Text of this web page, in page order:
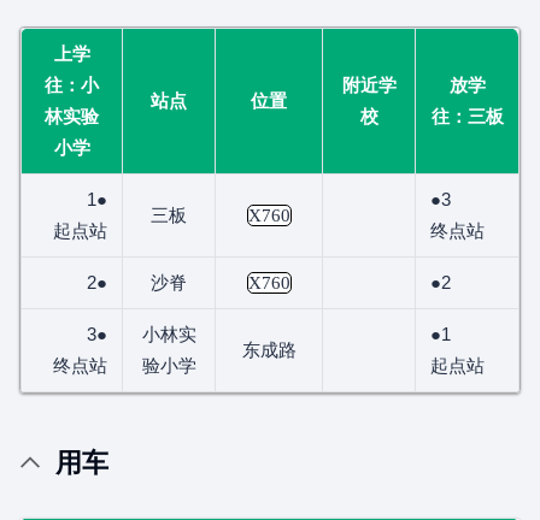
上学
往：小
林实验
小学
站点 位置
附近学
校
放学
往：三板
1●
起点站
三板 X760
●3
终点站
2● 沙脊 X760 ●2
3●
终点站
小林实
验小学
东成路
●1
起点站
用车